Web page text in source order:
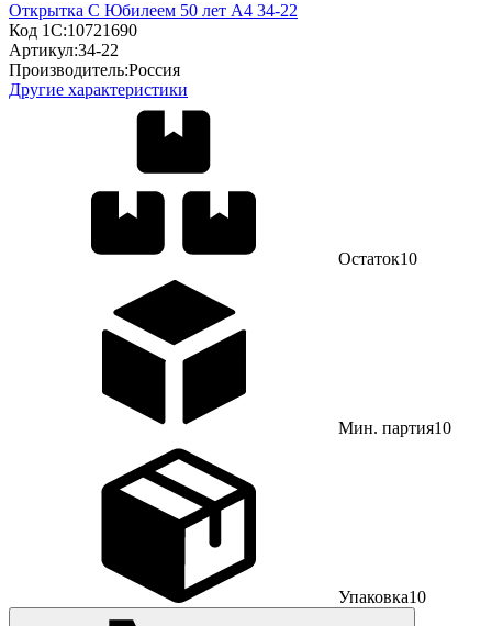
Открытка С Юбилеем 50 лет А4 34-22
Код 1С:10721690
Артикул:34-22
Производитель:Россия
Другие характеристики
Остаток10
Мин. партия10
Упаковка10